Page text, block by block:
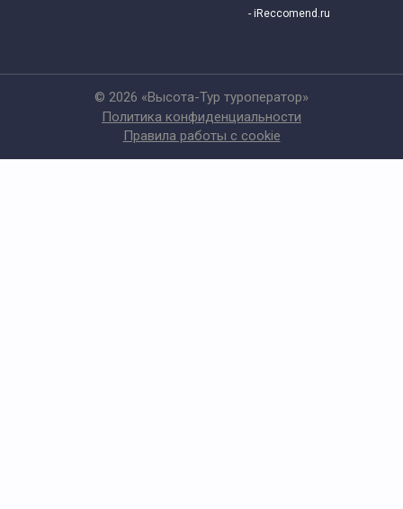
- iReccomend.ru
© 2026 «Высота-Тур туроператор»
Политика конфиденциальности
Правила работы с cookie